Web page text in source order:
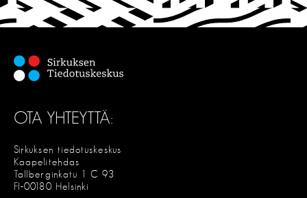
S
OTA YHTEYTTÄ:
Sirkuksen tiedotuskeskus
Kaapelitehdas
Tallberginkatu 1 C 93
FI-00180 Helsinki